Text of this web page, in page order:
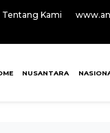
Tentang Kami
NUSANTARA